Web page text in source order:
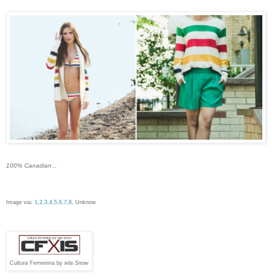
100% Canadian...
Image via: 1,2,3,4,5,6,7,8, Unknow
Cultura Femenina by iela Snow